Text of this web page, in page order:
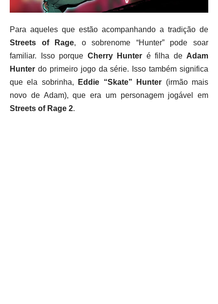
Para aqueles que estão acompanhando a tradição de
Streets of Rage, o sobrenome “Hunter” pode soar
familiar. Isso porque Cherry Hunter é filha de Adam
Hunter do primeiro jogo da série. Isso também significa
que ela sobrinha,
Eddie “Skate” Hunter (irmão mais
novo de Adam), que era um personagem jogável em
Streets of Rage 2.